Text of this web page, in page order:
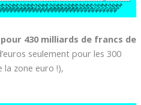
430 milliards de francs de
seulement pour les 300
la zone euro !),